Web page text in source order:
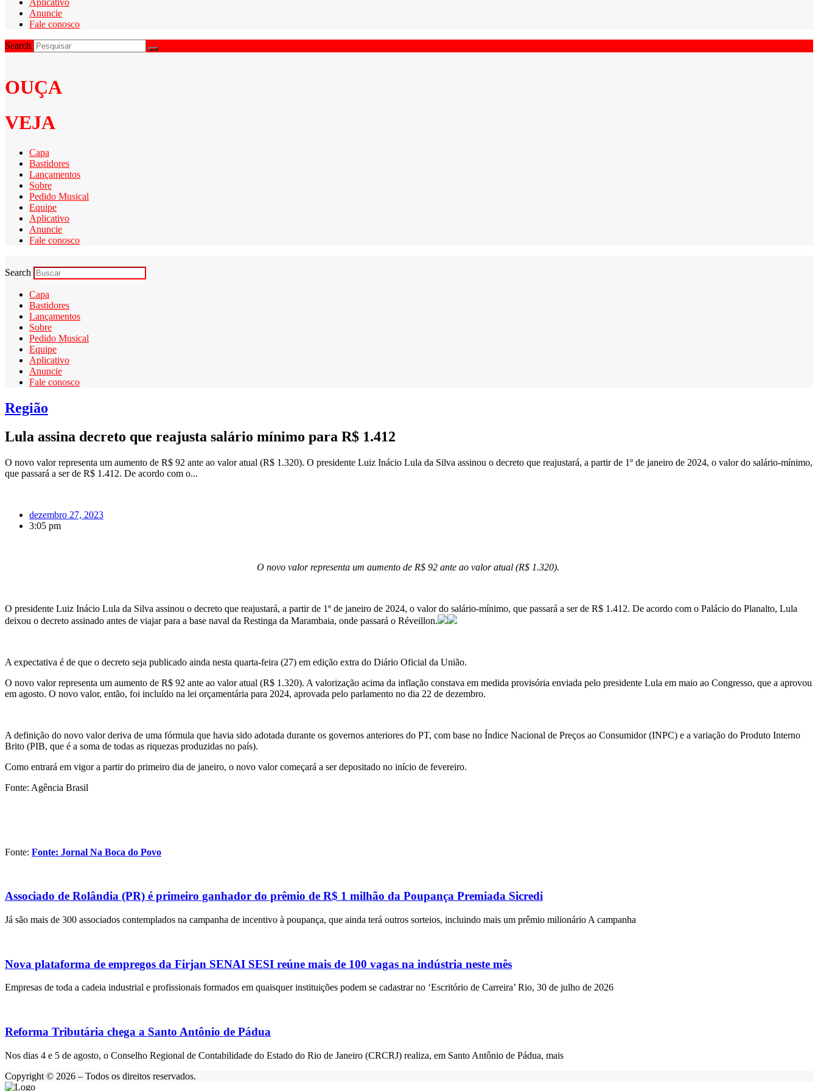
Anuncie
Fale conosco
Search
OUÇA
VEJA
Capa
Bastidores
Lançamentos
Sobre
Pedido Musical
Equipe
Aplicativo
Anuncie
Fale conosco
Search
Capa
Bastidores
Lançamentos
Sobre
Pedido Musical
Equipe
Aplicativo
Anuncie
Fale conosco
Região
Lula assina decreto que reajusta salário mínimo para R$ 1.412
O novo valor representa um aumento de R$ 92 ante ao valor atual (R$ 1.320). O presidente Luiz Inácio Lula da Silva assinou o decreto que reajustará, a partir de 1º de janeiro de 2024, o valor do salário-mínimo,
que passará a ser de R$ 1.412. De acordo com o...
dezembro 27, 2023
3:05 pm
O novo valor representa um aumento de R$ 92 ante ao valor atual (R$ 1.320).
O presidente Luiz Inácio Lula da Silva assinou o decreto que reajustará, a partir de 1º de janeiro de 2024, o valor do salário-mínimo, que passará a ser de R$ 1.412. De acordo com o Palácio do Planalto, Lula
deixou o decreto assinado antes de viajar para a base naval da Restinga da Marambaia, onde passará o Réveillon.
A expectativa é de que o decreto seja publicado ainda nesta quarta-feira (27) em edição extra do Diário Oficial da União.
O novo valor representa um aumento de R$ 92 ante ao valor atual (R$ 1.320). A valorização acima da inflação constava em medida provisória enviada pelo presidente Lula em maio ao Congresso, que a aprovou
em agosto. O novo valor, então, foi incluído na lei orçamentária para 2024, aprovada pelo parlamento no dia 22 de dezembro.
A definição do novo valor deriva de uma fórmula que havia sido adotada durante os governos anteriores do PT, com base no Índice Nacional de Preços ao Consumidor (INPC) e a variação do Produto Interno
Brito (PIB, que é a soma de todas as riquezas produzidas no país).
Como entrará em vigor a partir do primeiro dia de janeiro, o novo valor começará a ser depositado no início de fevereiro.
Fonte: Agência Brasil
Fonte: Fonte: Jornal Na Boca do Povo
Associado de Rolândia (PR) é primeiro ganhador do prêmio de R$ 1 milhão da Poupança Premiada Sicredi
Já são mais de 300 associados contemplados na campanha de incentivo à poupança, que ainda terá outros sorteios, incluindo mais um prêmio milionário A campanha
Nova plataforma de empregos da Firjan SENAI SESI reúne mais de 100 vagas na indústria neste mês
Empresas de toda a cadeia industrial e profissionais formados em quaisquer instituições podem se cadastrar no ‘Escritório de Carreira’ Rio, 30 de julho de 2026
Reforma Tributária chega a Santo Antônio de Pádua
Nos dias 4 e 5 de agosto, o Conselho Regional de Contabilidade do Estado do Rio de Janeiro (CRCRJ) realiza, em Santo Antônio de Pádua, mais
Copyright © 2026 – Todos os direitos reservados.